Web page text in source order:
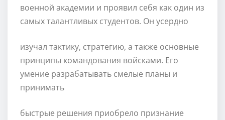
военной академии и проявил себя как один из
самых талантливых студентов. Он усердно
изучал тактику, стратегию, а также основные
принципы командования войсками. Его
умение разрабатывать смелые планы и
принимать
быстрые решения приобрело признание